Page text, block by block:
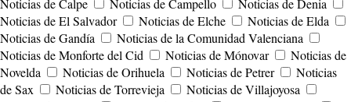
Noticias de Calpe
Noticias de Campello
Noticias de Denia
Noticias de El Salvador
Noticias de Elche
Noticias de Elda
Noticias de Gandía
Noticias de la Comunidad Valenciana
Noticias de Monforte del Cid
Noticias de Mónovar
Noticias de
Novelda
Noticias de Orihuela Noticias de Petrer
Noticias
de Sax
Noticias de Torrevieja
Noticias de Villajoyosa